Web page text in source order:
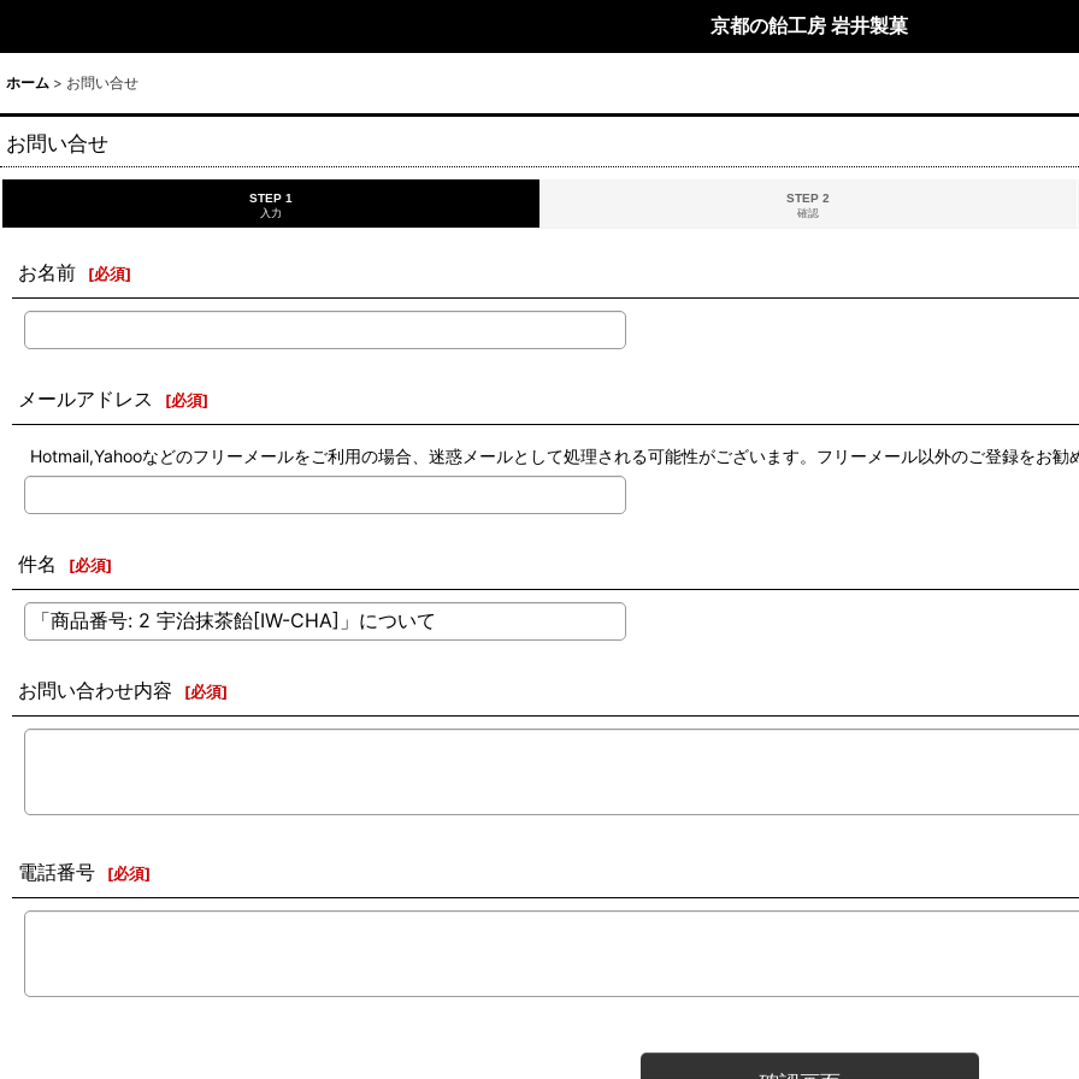
京都の飴工房 岩井製菓
ホーム > お問い合せ
お問い合せ
STEP 1
入力
STEP 2
確認
お名前 [必須]
メールアドレス [必須]
Hotmail,Yahooなどのフリーメールをご利用の場合、迷惑メールとして処理される可能性がございます。フリーメール以外のご登録をお勧
件名 [必須]
お問い合わせ内容 [必須]
電話番号 [必須]